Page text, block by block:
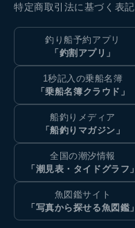
特定商取引法に基づく表記
釣り船予約アプリ
「釣割アプリ」
1秒記入の乗船名簿
「乗船名簿クラウド」
船釣りメディア
「船釣りマガジン」
全国の潮汐情報
「潮見表・タイドグラフ」
魚図鑑サイト
「写真から探せる魚図鑑」